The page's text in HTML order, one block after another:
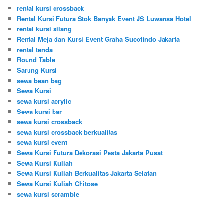
rental kursi crossback
Rental Kursi Futura Stok Banyak Event JS Luwansa Hotel
rental kursi silang
Rental Meja dan Kursi Event Graha Sucofindo Jakarta
rental tenda
Round Table
Sarung Kursi
sewa bean bag
Sewa Kursi
sewa kursi acrylic
Sewa kursi bar
sewa kursi crossback
sewa kursi crossback berkualitas
sewa kursi event
Sewa Kursi Futura Dekorasi Pesta Jakarta Pusat
Sewa Kursi Kuliah
Sewa Kursi Kuliah Berkualitas Jakarta Selatan
Sewa Kursi Kuliah Chitose
sewa kursi scramble